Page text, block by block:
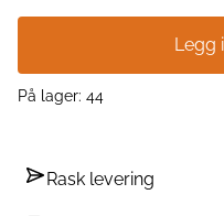
og finn riktig størrelse Plaggets mål Overvidde: 100 (110) 120
ca. 45 cm, eller ønsket lengde Garnforbruk Cool Mint nr
Strikkefasthet 12 m x 21 omg glattstrikk på p nr. 6 = 10 x 10 cm
Legg
På lager: 44
Rask levering